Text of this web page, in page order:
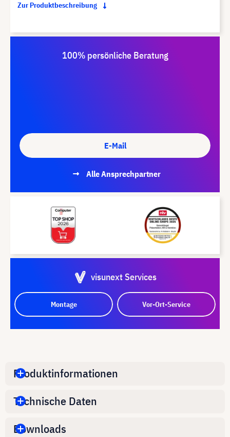
Zur Produktbeschreibung
100% persönliche Beratung
E-Mail
Alle Ansprechpartner
visunext Services
Montage Vor-Ort-Service
Produktinformationen
Technische Daten
Downloads